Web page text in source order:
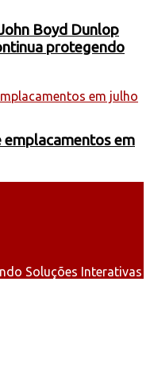
Boyd Dunlop
protegendo
emplacamentos em
Soluções Interativas